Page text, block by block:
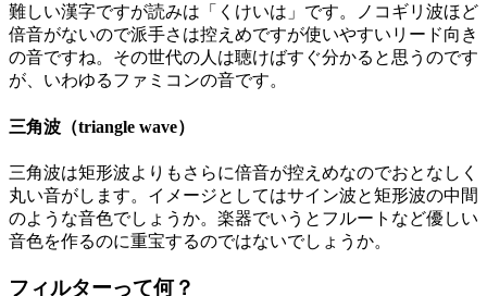
難しい漢字ですが読みは「くけいは」です。ノコギリ波ほど
倍音がないので派手さは控えめですが使いやすいリード向き
の音ですね。その世代の人は聴けばすぐ分かると思うのです
が、いわゆるファミコンの音です。
三角波（triangle wave）
三角波は矩形波よりもさらに倍音が控えめなのでおとなしく
丸い音がします。イメージとしてはサイン波と矩形波の中間
のような音色でしょうか。楽器でいうとフルートなど優しい
音色を作るのに重宝するのではないでしょうか。
フィルターって何？